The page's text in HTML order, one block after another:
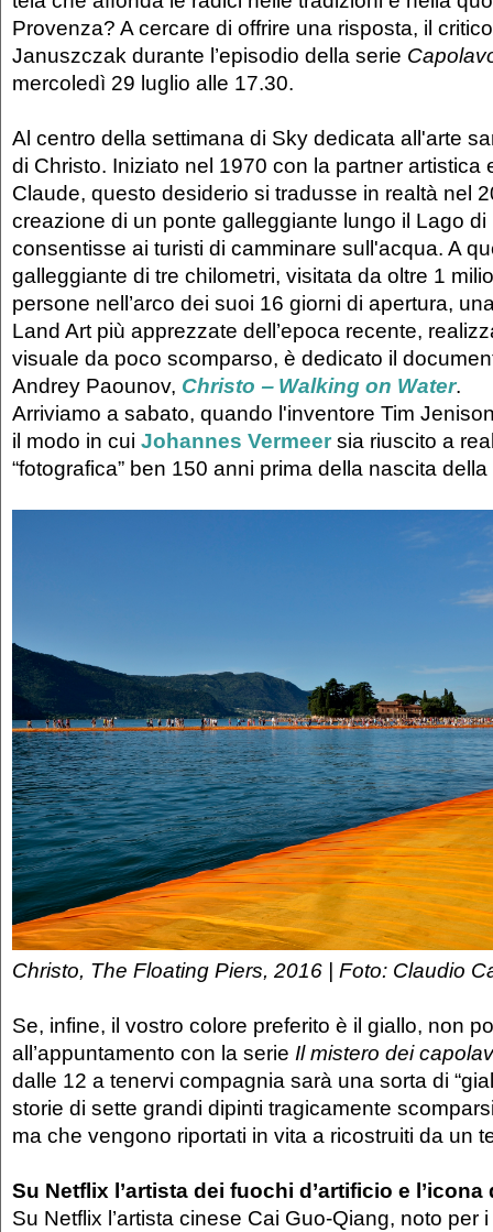
Provenza? A cercare di offrire una risposta, il
Januszczak durante l’episodio della serie
mercoledì 29 luglio alle 17.30.
Al centro della settimana di Sky dedicata all'arte
di Christo. Iniziato nel 1970 con la partner artistica
Claude, questo desiderio si tradusse in realtà nel
creazione di un ponte galleggiante lungo il Lago di
consentisse ai turisti di camminare sull'acqua. A
galleggiante di tre chilometri, visitata da oltre 1
persone nell’arco dei suoi 16 giorni di apertura,
Land Art più apprezzate dell’epoca recente,
visuale da poco scomparso, è dedicato il
Andrey Paounov, Christo ‒ Walking on Water.
Arriviamo a sabato, quando l'inventore Tim
il modo in cui Johannes Vermeer sia riuscito a
“fotografica” ben 150 anni prima della nascita
Christo, The Floating Piers, 2016 | Foto: Claudio
Se, infine, il vostro colore preferito è il giallo, non
all’appuntamento con la serie Il mistero dei
dalle 12 a tenervi compagnia sarà una sorta di
storie di sette grandi dipinti tragicamente
ma che vengono riportati in vita a ricostruiti da un
Su Netflix l’artista dei fuochi d’artificio e l’icona
Su Netflix l’artista cinese Cai Guo-Qiang, noto per